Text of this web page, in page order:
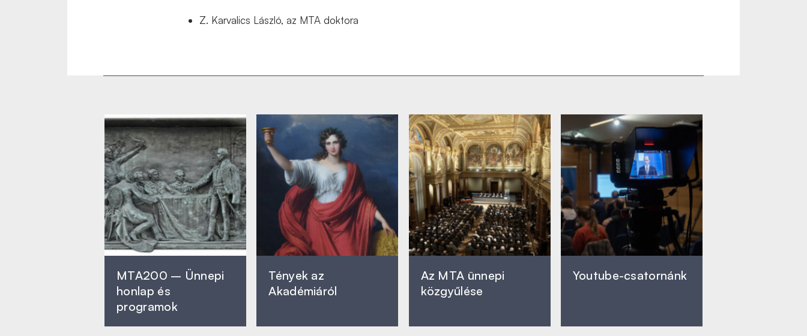
Z. Karvalics László, az MTA doktora
MTA200 – Ünnepi
honlap és
programok
Tények az
Akadémiáról
Az MTA ünnepi
közgyűlése
Youtube-csatornánk